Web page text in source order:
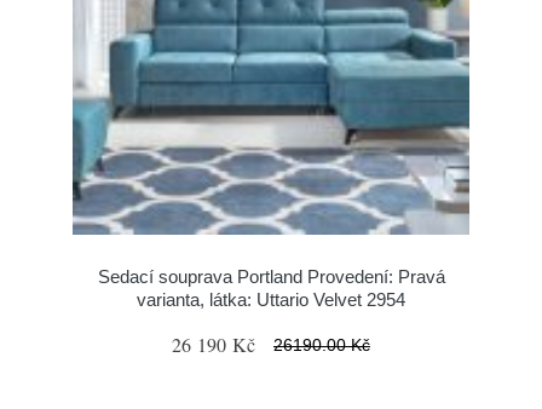
Sedací souprava Portland Provedení: Pravá
varianta, látka: Uttario Velvet 2954
26 190 Kč 26190.00 Kč